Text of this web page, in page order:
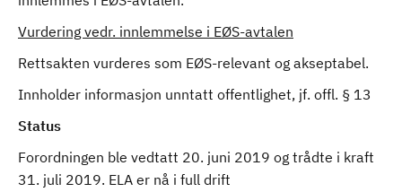
Vurdering vedr. innlemmelse i EØS-avtalen
Rettsakten vurderes som EØS-relevant og akseptabel.
Innholder informasjon unntatt offentlighet, jf. offl. § 13
Status
Forordningen ble vedtatt 20. juni 2019 og trådte i kraft
31. juli 2019. ELA er nå i full drift